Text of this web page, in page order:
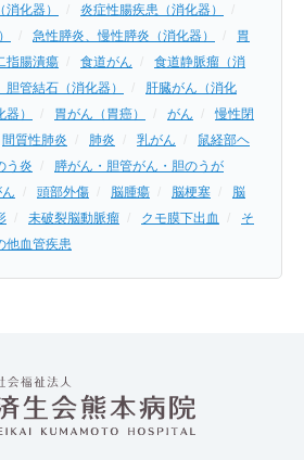
化器）
炎症性腸疾患（消化器）
急性膵炎、慢性膵炎（消化器）
胃
指腸潰瘍 食道がん
食道静脈瘤（消
胆管結石（消化器）
肝臓がん（消化
） 胃がん（胃癌） がん
慢性閉
間質性肺炎 肺炎 乳がん
鼠経部ヘ
う炎
膵がん・胆管がん・胆のうが
頭部外傷 脳腫瘍 脳梗塞
脳
未破裂脳動脈瘤 クモ膜下出血
そ
他血管疾患